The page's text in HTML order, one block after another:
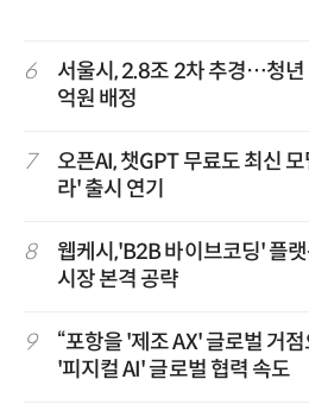
6
서울시, 2.8조 2차 추경…청
억원 배정
7
오픈AI, 챗GPT 무료도 최신
라' 출시 연기
8
웹케시,'B2B 바이브코딩' 플
시장 본격 공략
9
“포항을 '제조 AX' 글로벌 거
'피지컬 AI' 글로벌 협력 속도